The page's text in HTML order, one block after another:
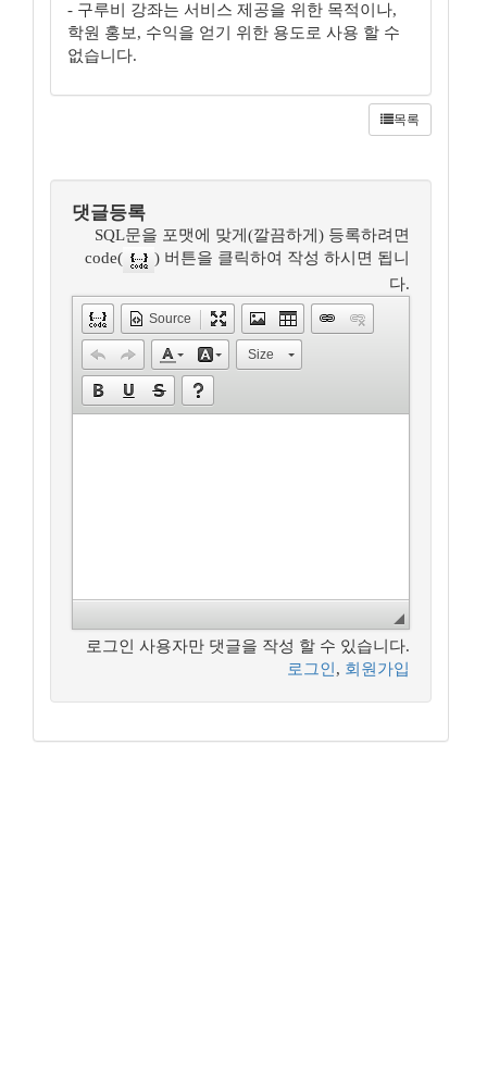
- 구루비 강좌는 서비스 제공을 위한 목적이나,
학원 홍보, 수익을 얻기 위한 용도로 사용 할 수
없습니다.
목록
댓글등록
SQL문을 포맷에 맞게(깔끔하게) 등록하려면
code(
) 버튼을 클릭하여 작성 하시면 됩니
다.
Source
Size
로그인 사용자만 댓글을 작성 할 수 있습니다.
로그인 , 회원가입